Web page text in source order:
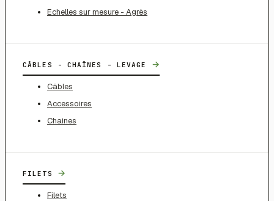
Echelles sur mesure - Agrès
CÂBLES - CHAÎNES - LEVAGE →
Câbles
Accessoires
Chaines
FILETS →
Filets